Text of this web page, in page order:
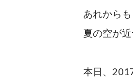
あれからも
夏の空が
本日、